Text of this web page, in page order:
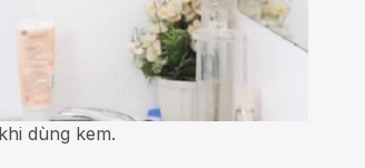
dùng kem.